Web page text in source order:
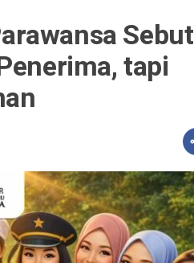
Sebut
tapi